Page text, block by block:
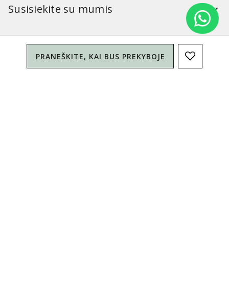
PRANEŠKITE, KAI BUS PREKYBOJE
Susisiekite su mumis
Mūsų parduotuvės: